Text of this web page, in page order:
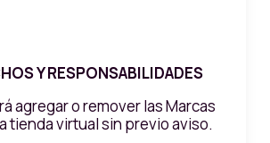
Y RESPONSABILIDADES
agregar o remover las Marcas
tienda virtual sin previo aviso.